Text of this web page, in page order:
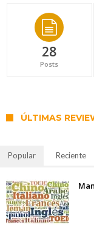
28
Posts
ÚLTIMAS
Popular Reciente